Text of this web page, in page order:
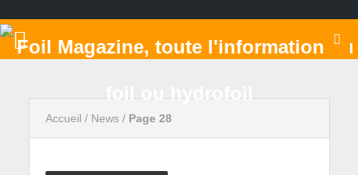
Accueil / News/ Page 28